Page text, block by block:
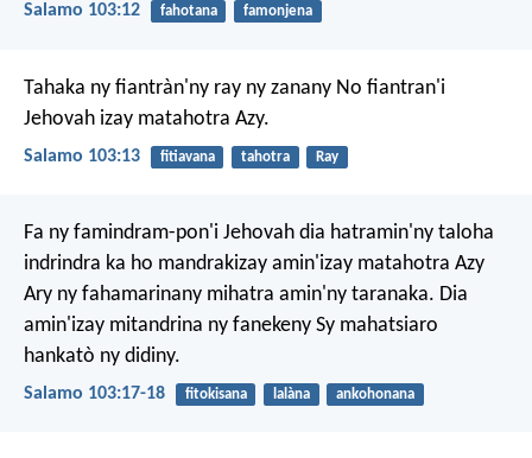
Salamo 103:12 fahotana famonjena
Tahaka ny fiantràn'ny ray ny zanany No fiantran'i
Jehovah izay matahotra Azy.
Salamo 103:13 fitiavana tahotra Ray
Fa ny famindram-pon'i Jehovah dia hatramin'ny taloha
indrindra ka ho mandrakizay amin'izay matahotra Azy
Ary ny fahamarinany mihatra amin'ny taranaka. Dia
amin'izay mitandrina ny fanekeny Sy mahatsiaro
hankatò ny didiny.
Salamo 103:17-18 fitokisana lalàna ankohonana